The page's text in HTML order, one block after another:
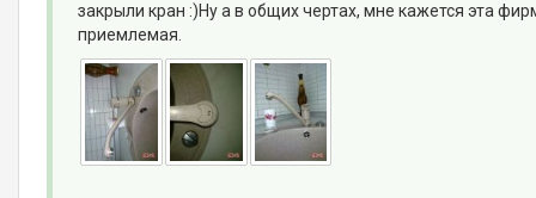
закрыли кран :)Ну а в общих чертах, мне кажется эта
приемлемая.